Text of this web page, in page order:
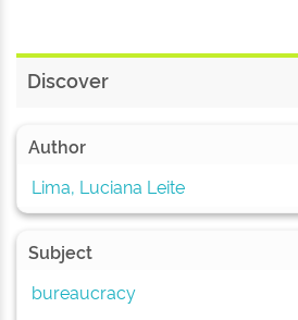
Discover
Author
Lima, Luciana Leite
Subject
bureaucracy